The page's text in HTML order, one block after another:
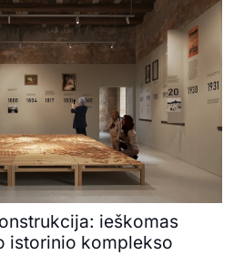
ieškomas
istorinio komplekso